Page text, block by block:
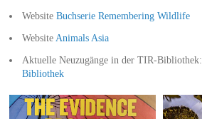
Website Buchserie Remembering Wildlife
Website Animals Asia
Aktuelle Neuzugänge in der TIR-Bibliothek:
Bibliothek